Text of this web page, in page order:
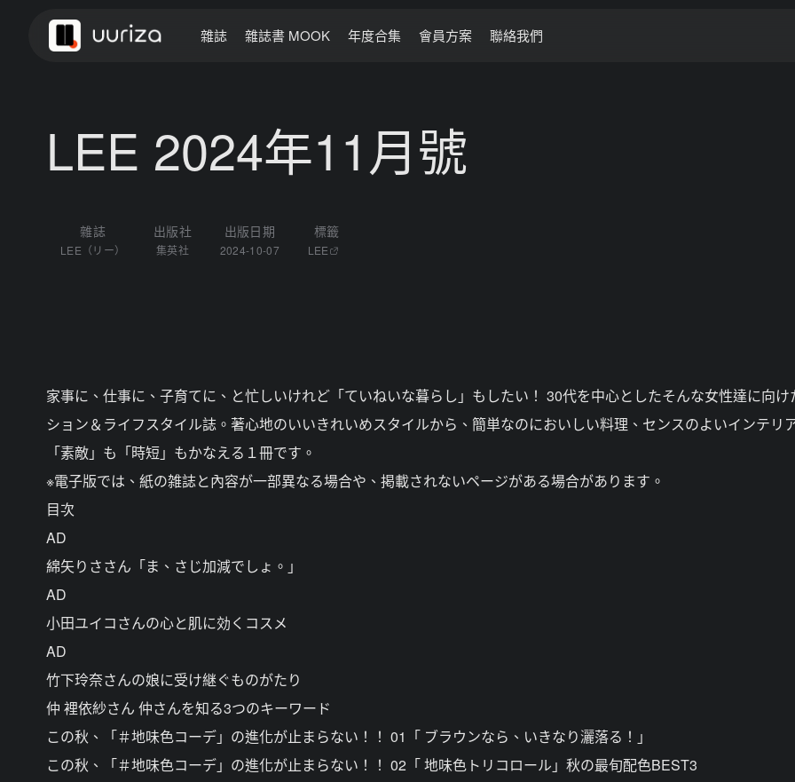
雜誌 雜誌書 MOOK 年度合集 會員方案 聯絡我們
LEE 2024年11月號
雜誌
LEE（リー）
出版社
集英社
出版日期
2024-10-07
標籤
LEE
家事に、仕事に、子育てに、と忙しいけれど「ていねいな暮らし」もしたい！ 30代を中心としたそんな女性達に向け
ション＆ライフスタイル誌。著心地のいいきれいめスタイルから、簡単なのにおいしい料理、センスのよいインテリ
「素敵」も「時短」もかなえる１冊です。
※電子版では、紙の雑誌と內容が一部異なる場合や、掲載されないページがある場合があります。
目次
AD
綿矢りささん「ま、さじ加減でしょ。」
AD
小田ユイコさんの心と肌に効くコスメ
AD
竹下玲奈さんの娘に受け継ぐものがたり
仲 裡依紗さん 仲さんを知る3つのキーワード
この秋、「＃地味色コーデ」の進化が止まらない！！ 01「 ブラウンなら、いきなり灑落る！」
この秋、「＃地味色コーデ」の進化が止まらない！！ 02「 地味色トリコロール」秋の最旬配色BEST3